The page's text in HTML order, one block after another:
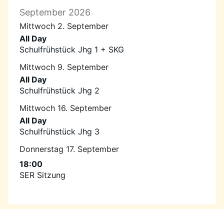
September 2026
Mittwoch 2. September
All Day
Schulfrühstück Jhg 1 + SKG
Mittwoch 9. September
All Day
Schulfrühstück Jhg 2
Mittwoch 16. September
All Day
Schulfrühstück Jhg 3
Donnerstag 17. September
18:00
SER Sitzung